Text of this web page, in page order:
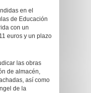
en el
de Educación
con un
euros y un plazo
las obras
de almacén,
así como
de la